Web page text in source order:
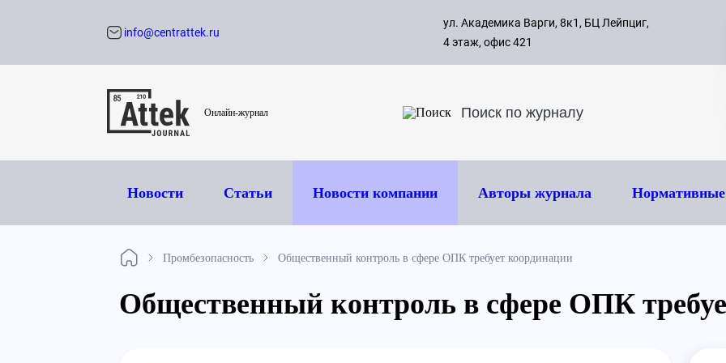
с 09:00
8 495
info@centrattek.ru
ул. Академика Варги, 8к1, БЦ Лейпциг,
4 этаж, офис 421
Онлайн-журнал
Новости Статьи Новости компании Авторы журнала
Промбезопасность Общественный контроль в сфере ОПК требует координации
Общественный контроль в сфере ОПК